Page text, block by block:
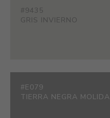
#9435
GRIS INVIERNO
#E079
TIERRA NEGRA MOLIDA